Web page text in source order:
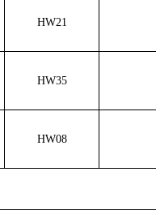
HW21
HW35
HW08